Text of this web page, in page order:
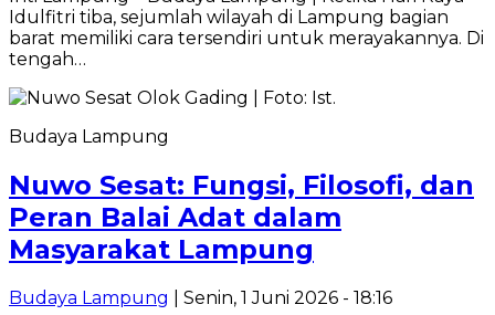
Idulfitri tiba, sejumlah wilayah di Lampung bagian
barat memiliki cara tersendiri untuk merayakannya. Di
tengah…
Budaya Lampung
Nuwo Sesat: Fungsi, Filosofi, dan
Peran Balai Adat dalam
Masyarakat Lampung
Budaya Lampung
| Senin, 1 Juni 2026 - 18:16